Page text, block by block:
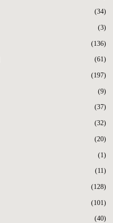
(34)
(3)
(136)
(61)
(197)
(9)
(37)
(32)
(20)
(1)
(11)
(128)
(101)
(40)